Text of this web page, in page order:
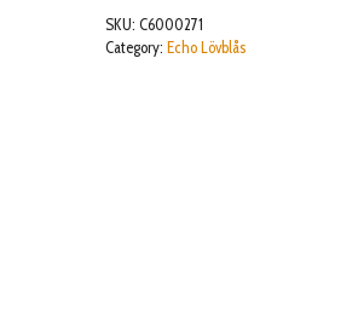
SERIE
mängd
SKU: C6000271
Category: Echo Lövblås